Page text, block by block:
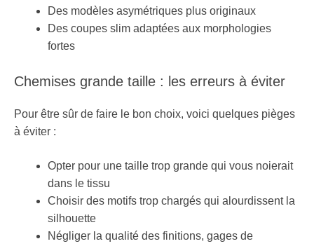
Des modèles asymétriques plus originaux
Des coupes slim adaptées aux morphologies
fortes
Chemises grande taille : les erreurs à éviter
Pour être sûr de faire le bon choix, voici quelques pièges
à éviter :
Opter pour une taille trop grande qui vous noierait
dans le tissu
Choisir des motifs trop chargés qui alourdissent la
silhouette
Négliger la qualité des finitions, gages de